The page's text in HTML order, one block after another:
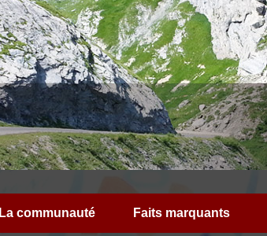
La communauté Faits marquants